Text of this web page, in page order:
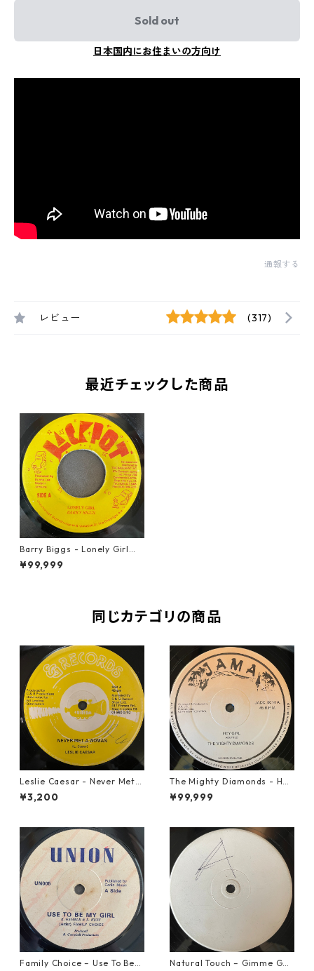
Sold out
日本国内にお住まいの方向け
通報する
レビュー (317)
最近チェックした商品
Barry Biggs - Lonely Girl【7
-21681】
¥99,999
同じカテゴリの商品
Leslie Caesar - Never Met A
Woman【12-50067】
¥3,200
The Mighty Diamonds - Hey
Girl【12-50053】
¥99,999
Family Choice – Use To Be
Natural Touch – Gimme Goo